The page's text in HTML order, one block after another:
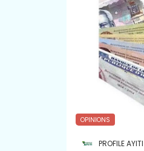
OPINIONS
PROFILE AYITI